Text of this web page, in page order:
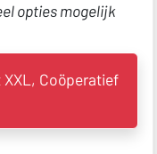
opties mogelijk
Coöperatief